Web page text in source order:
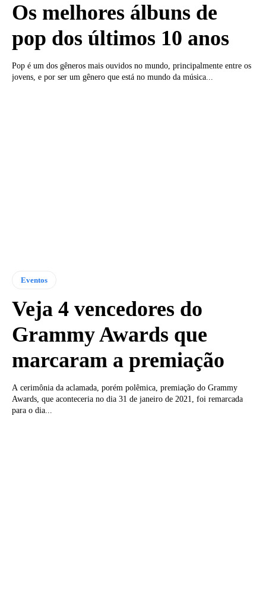
Os melhores álbuns de
pop dos últimos 10 anos
Pop é um dos gêneros mais ouvidos no mundo, principalmente entre os
jovens, e por ser um gênero que está no mundo da música...
Eventos
Veja 4 vencedores do
Grammy Awards que
marcaram a premiação
A cerimônia da aclamada, porém polêmica, premiação do Grammy
Awards, que aconteceria no dia 31 de janeiro de 2021, foi remarcada
para o dia...